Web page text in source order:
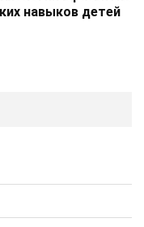
навыков детей